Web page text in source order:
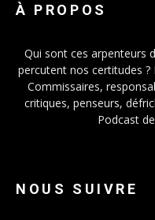
À PROPOS
Qui sont ces arpenteurs
percutent nos certitudes ?
Commissaires,
critiques, penseurs,
Podcast
NOUS SUIVRE